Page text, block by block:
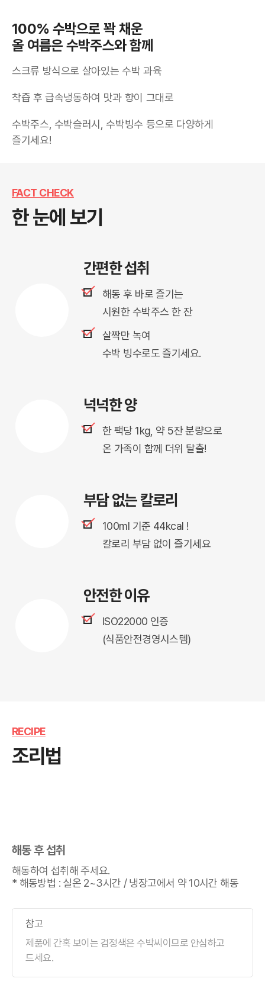
100% 수박으로 꽉 채운
올 여름은 수박주스와 함께
스크류 방식으로 살아있는 수박 과육
착즙 후 급속냉동하여 맛과 향이 그대로
수박주스, 수박슬러시, 수박빙수 등으로 다양하게
즐기세요!
FACT CHECK
한 눈에 보기
간편한 섭취
해동 후 바로 즐기는
시원한 수박주스 한 잔
살짝만 녹여
수박 빙수로도 즐기세요.
넉넉한 양
한 팩당 1kg, 약 5잔 분량으로
온 가족이 함께 더위 탈출!
부담 없는 칼로리
100ml 기준 44kcal !
칼로리 부담 없이 즐기세요
안전한 이유
ISO22000 인증
(식품안전경영시스템)
RECIPE
조리법
해동 후 섭취
해동하여 섭취해 주세요.
* 해동방법 : 실온 2~3시간 / 냉장고에서 약 10시간 해동
참고
제품에 간혹 보이는 검정색은 수박씨이므로 안심하고
드세요.